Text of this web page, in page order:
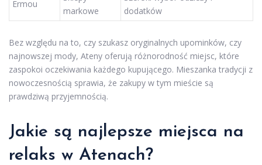
Ermou
markowe
dodatków
Bez względu na to, czy szukasz oryginalnych upominków, czy
najnowszej mody, Ateny oferują różnorodność miejsc, które
zaspokoi oczekiwania każdego kupującego. Mieszanka tradycji z
nowoczesnością sprawia, że zakupy w tym mieście są
prawdziwą przyjemnością.
Jakie są najlepsze miejsca na
relaks w Atenach?